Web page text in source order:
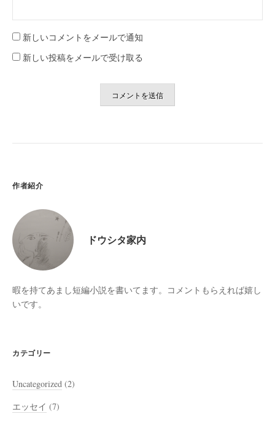
新しいコメントをメールで通知
新しい投稿をメールで受け取る
作者紹介
ドウシタ家内
暇を持てあまし短編小説を書いてます。コメントもらえれば嬉し
いです。
カテゴリー
Uncategorized (2)
エッセイ (7)